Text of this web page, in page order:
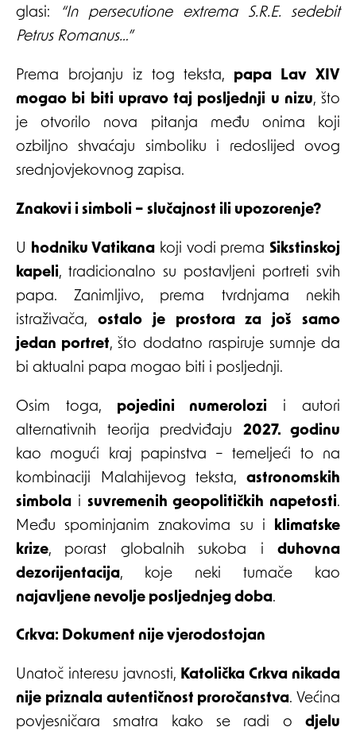
glasi:
“In persecutione extrema S.R.E. sedebit
Petrus Romanus…”
Prema brojanju iz tog teksta, papa Lav XIV
mogao bi biti upravo taj posljednji u nizu, što
je otvorilo nova pitanja među onima koji
ozbiljno shvaćaju simboliku i redoslijed ovog
srednjovjekovnog zapisa.
Znakovi i simboli – slučajnost ili upozorenje?
U hodniku Vatikana koji vodi premaSikstinskoj
kapeli, tradicionalno su postavljeni portreti svih
papa. Zanimljivo, prema tvrdnjama nekih
istraživača, ostalo je prostora za još samo
jedan portret, što dodatno raspiruje sumnje da
bi aktualni papa mogao biti i posljednji.
Osim toga, pojedini numerolozi i autori
alternativnih teorija predviđaju 2027. godinu
kao mogući kraj papinstva – temeljeći to na
kombinaciji Malahijevog teksta, astronomskih
simbola i suvremenih geopolitičkih napetosti.
Među spominjanim znakovima su i
klimatske
krize, porast globalnih sukoba i duhovna
dezorijentacija, koje neki tumače kao
najavljene nevolje posljednjeg doba.
Crkva: Dokument nije vjerodostojan
Unatoč interesu javnosti, Katolička Crkva nikada
nije priznala autentičnost proročanstva. Većina
povjesničara smatra kako se radi o djelu